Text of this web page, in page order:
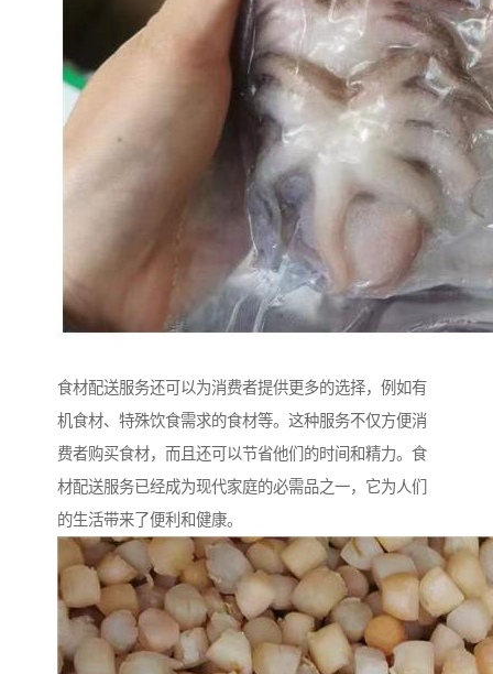
食材配送服务还可以为消费者提供更多的选择，例如有
机食材、特殊饮食需求的食材等。这种服务不仅方便消
费者购买食材，而且还可以节省他们的时间和精力。食
材配送服务已经成为现代家庭的必需品之一，它为人们
的生活带来了便利和健康。